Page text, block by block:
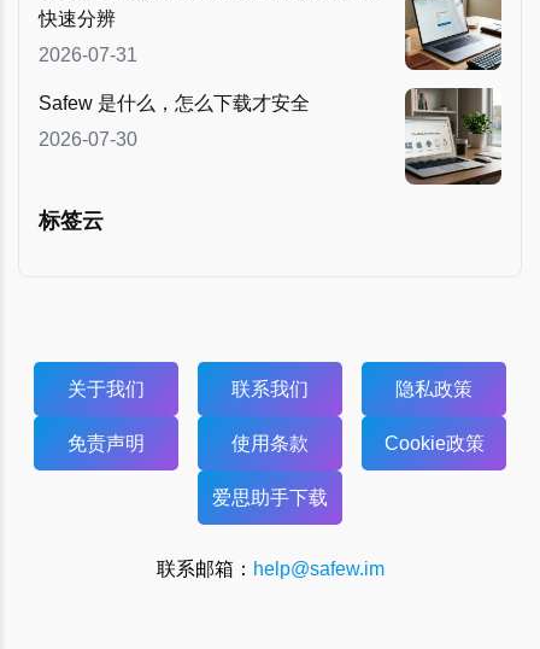
快速分辨
2026-07-31
Safew 是什么，怎么下载才安全
2026-07-30
标签云
关于我们 联系我们 隐私政策
免责声明 使用条款 Cookie政策
爱思助手下载
联系邮箱： help@safew.im